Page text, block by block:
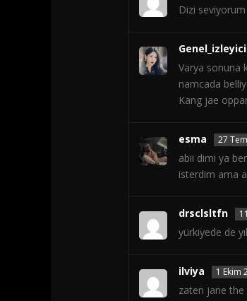
Dizi seviyorum
Genel_izleyici
Varya sonuna
namcada
Kang jae
esma 27
abii dimi ya
isterdim ama
drsclsltfn
yürkiyede de
ilviya 1 Ekim
zaten jane the